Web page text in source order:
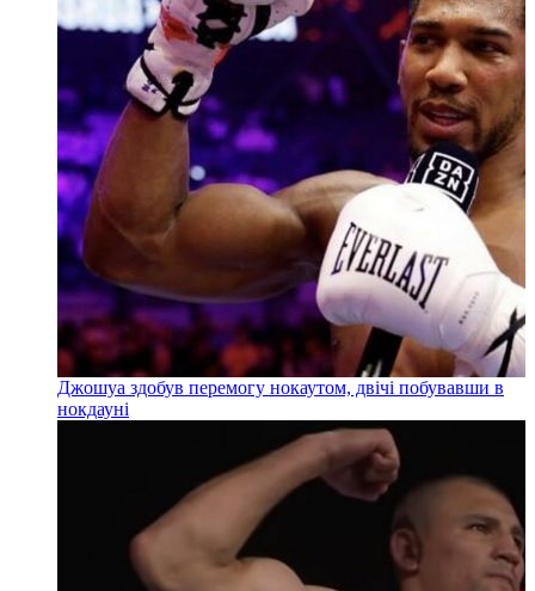
Джошуа здобув перемогу нокаутом, двічі побувавши в
нокдауні